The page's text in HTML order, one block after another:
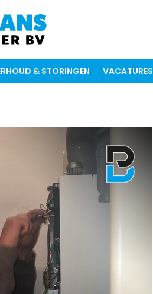
& STORINGEN VACATURES